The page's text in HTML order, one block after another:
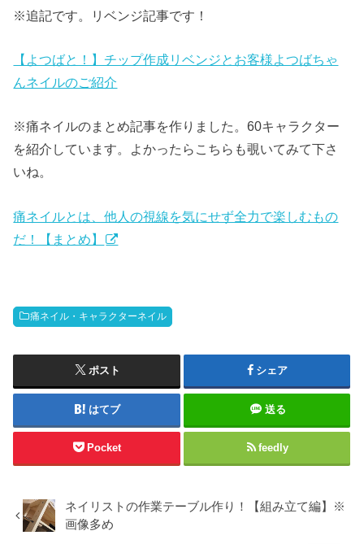
※追記です。リベンジ記事です！
【よつばと！】チップ作成リベンジとお客様よつばちゃ
んネイルのご紹介
※痛ネイルのまとめ記事を作りました。60キャラクター
を紹介しています。よかったらこちらも覗いてみて下さ
いね。
痛ネイルとは、他人の視線を気にせず全力で楽しむもの
だ！【まとめ】
痛ネイル・キャラクターネイル
ポスト シェア
はてブ 送る
Pocket feedly
ネイリストの作業テーブル作り！【組み立て編】※
画像多め